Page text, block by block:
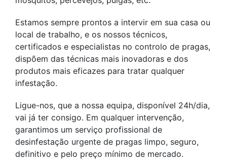
Estamos sempre prontos a intervir em sua casa ou
local de trabalho, e os nossos técnicos,
certificados e especialistas no controlo de pragas,
dispõem das técnicas mais inovadoras e dos
produtos mais eficazes para tratar qualquer
infestação.
Ligue-nos, que a nossa equipa, disponível 24h/dia,
vai já ter consigo. Em qualquer intervenção,
garantimos um serviço profissional de
desinfestação urgente de pragas limpo, seguro,
definitivo e pelo preço mínimo de mercado.